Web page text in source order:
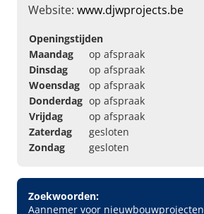
Website: www.djwprojects.be
Openingstijden
Maandag
op afspraak
Dinsdag
op afspraak
Woensdag
op afspraak
Donderdag op afspraak
Vrijdag
op afspraak
Zaterdag
gesloten
Zondag
gesloten
Zoekwoorden:
Aannemer voor nieuwbouwprojecten